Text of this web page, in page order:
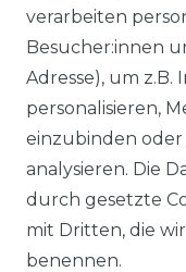
Ähnlicher
verarbeiten
Besucher:innen
Adresse), um
personalisieren,
einzubinden
analysieren. Die
durch gesetzte
mit Dritten, die
benennen.